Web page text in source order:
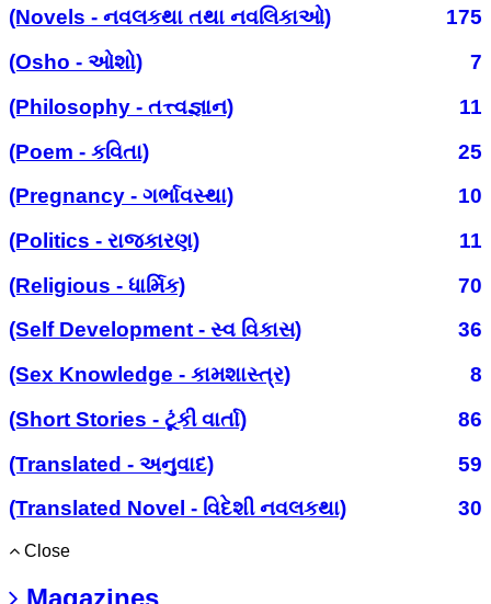
(Novels - નવલકથા તથા નવલિકાઓ)
175
(Osho - ઓશો)
7
(Philosophy - તત્ત્વજ્ઞાન)
11
(Poem - કવિતા)
25
(Pregnancy - ગર્ભાવસ્થા)
10
(Politics - રાજકારણ)
11
(Religious - ધાર્મિક)
70
(Self Development - સ્વ વિકાસ)
36
(Sex Knowledge - કામશાસ્ત્ર)
8
(Short Stories - ટૂંકી વાર્તા)
86
(Translated - અનુવાદ)
59
(Translated Novel - વિદેશી નવલકથા)
30
Close
Magazines